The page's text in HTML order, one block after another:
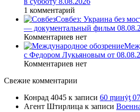
1 комментарий
Совбез: Украина без
— документальный фильм
Комментариев нет
с Федором Лукьяновым от
Комментариев нет
Свежие комментарии
Конрад 4045 к записи 60 ṃинẏƫ
Агент Штирлица к записи